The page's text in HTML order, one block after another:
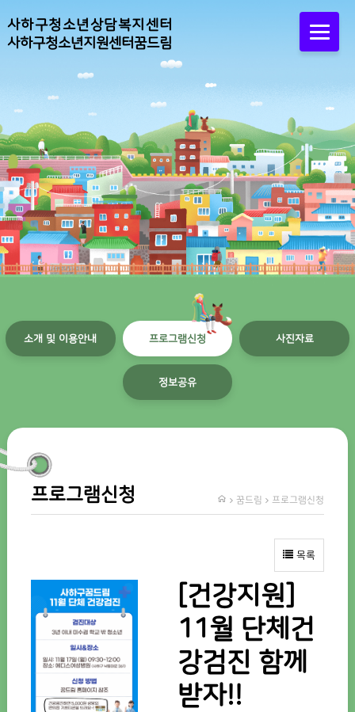
사하구청소년상담복지센터
사하구청소년지원센터꿈드림
소개 및 이용안내 프로그램신청 사진자료
정보공유
프로그램신청 꿈드림 프로그램신청
목록
[건강지원]
11월 단체건
강검진 함께
받자!!